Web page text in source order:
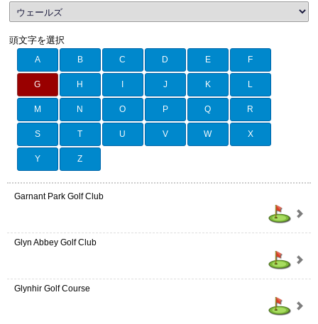
頭文字を選択
A B C D E F
G H J K
M N O P Q R
S T U V W X
Y Z
Garnant Park Golf Club
Glyn Abbey Golf Club
Glynhir Golf Course